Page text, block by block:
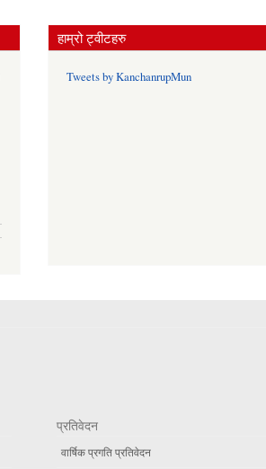
हाम्रो ट्वीटहरु
Tweets by KanchanrupMun
प्रतिवेदन
वार्षिक प्रगति प्रतिवेदन